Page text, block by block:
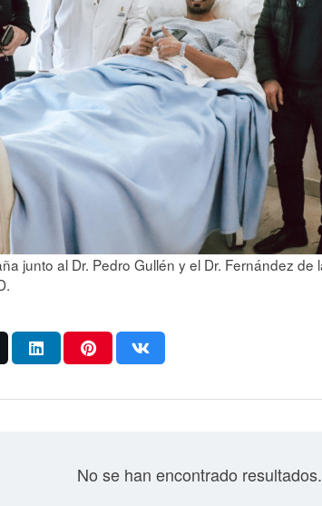
junto al Dr. Pedro Gullén y el Dr. Fernández de
No se han encontrado resultados.